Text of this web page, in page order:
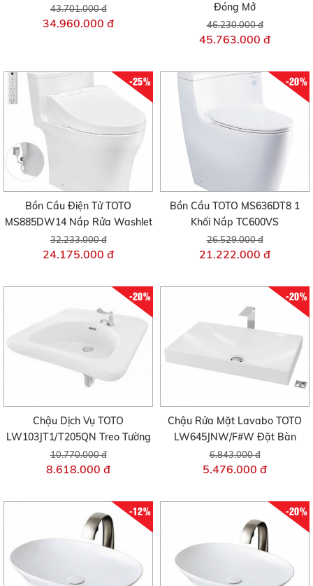
43.701.000 đ
34.960.000 đ
Đóng Mở
46.230.000 đ
45.763.000 đ
-25%
Bồn Cầu Điện Tử TOTO
MS885DW14 Nắp Rửa Washlet
32.233.000 đ
24.175.000 đ
-20%
Bồn Cầu TOTO MS636DT8 1
Khối Nắp TC600VS
26.529.000 đ
21.222.000 đ
-20%
Chậu Dịch Vụ TOTO
LW103JT1/T205QN Treo Tường
10.770.000 đ
8.618.000 đ
-20%
Chậu Rửa Mặt Lavabo TOTO
LW645JNW/F#W Đặt Bàn
6.843.000 đ
5.476.000 đ
-12% -20%